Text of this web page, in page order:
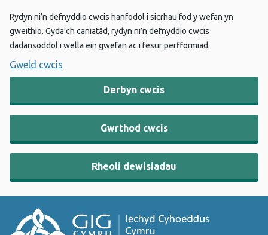
Rydyn ni’n defnyddio cwcis hanfodol i sicrhau fod y wefan yn
gweithio. Gyda’ch caniatâd, rydyn ni’n defnyddio cwcis
dadansoddol i wella ein gwefan ac i fesur perfformiad.
Gweld cwcis
Derbyn cwcis
Gwrthod cwcis
Rheoli dewisiadau